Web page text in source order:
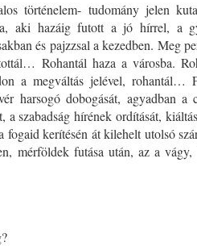
történelem- tudomány jelen
aki hazáig futott a jó hírrel, a
és pajzzsal a kezedben. Meg
Rohantál haza a városba.
a megváltás jelével, rohantál…
harsogó dobogását, agyadban a
a szabadság hírének ordítását,
kerítésén át kilehelt utolsó
mérföldek futása után, az a